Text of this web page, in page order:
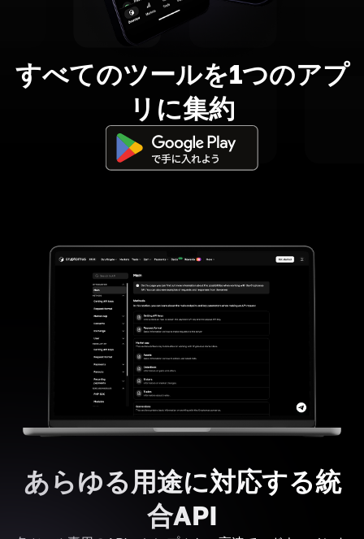
すべてのツールを1つのアプ
リに集約
あらゆる用途に対応する統
合API